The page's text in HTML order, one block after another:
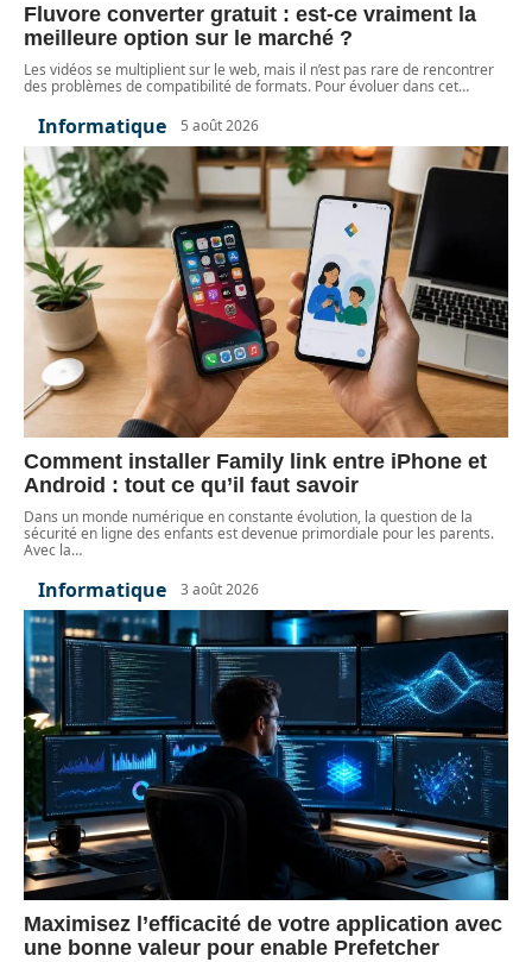
Fluvore converter gratuit : est-ce vraiment la
meilleure option sur le marché ?
Les vidéos se multiplient sur le web, mais il n’est pas rare de rencontrer
des problèmes de compatibilité de formats. Pour évoluer dans cet…
Informatique 5 août 2026
Comment installer Family link entre iPhone et
Android : tout ce qu’il faut savoir
Dans un monde numérique en constante évolution, la question de la
sécurité en ligne des enfants est devenue primordiale pour les parents.
Avec la…
Informatique 3 août 2026
Maximisez l’efficacité de votre application avec
une bonne valeur pour enable Prefetcher